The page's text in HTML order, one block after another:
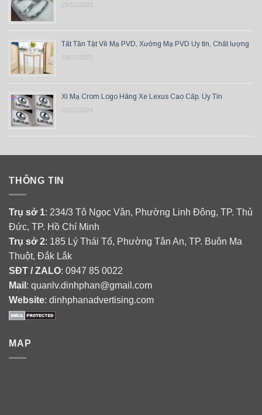
29/12/2023
Tất Tần Tật Về Mạ PVD, Xưởng Mạ PVD Uy tín, Chất lượng
18/07/2021
Xi Mạ Crom Logo Hãng Xe Lexus Cao Cấp, Uy Tín
02/01/2024
THÔNG TIN
Trụ sở 1: 234/3 Tô Ngọc Vân, Phường Linh Đông, TP. Thủ
Đức, TP. Hồ Chí Minh
Trụ sở 2: 185 Lý Thái Tổ, Phường Tân An, TP. Buôn Ma
Thuột, Đắk Lắk
SĐT / ZALO: 0947 85 0022
Mail : quanlv.dinhphan@gmail.com
Website: dinhphanadvertising.com
MAP